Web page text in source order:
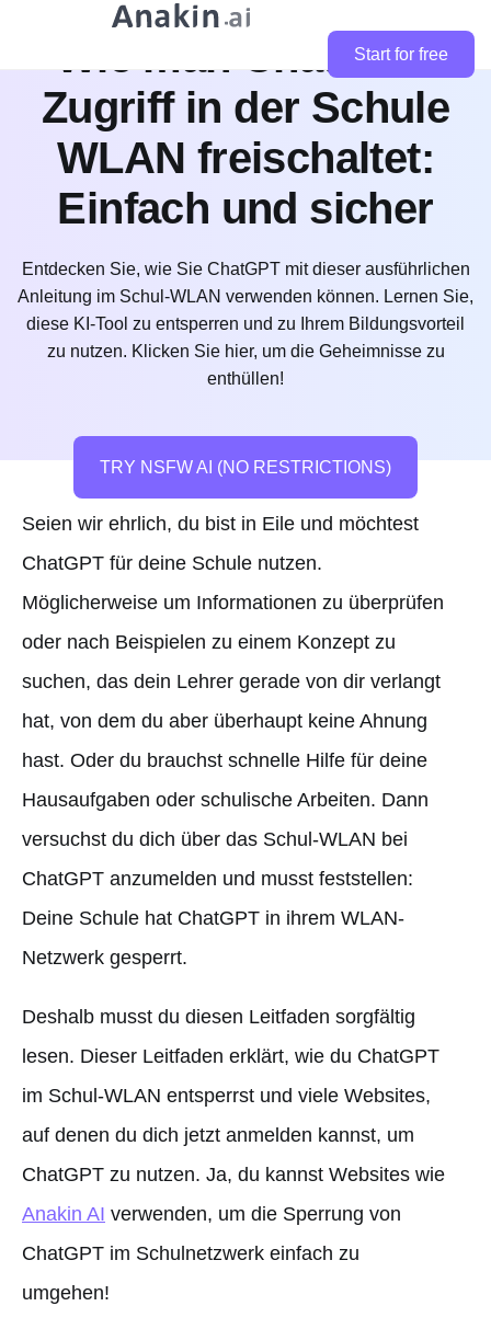
Start for free
Wie man ChatGPT-
Zugriff in der Schule
WLAN freischaltet:
Einfach und sicher
Entdecken Sie, wie Sie ChatGPT mit dieser ausführlichen
Anleitung im Schul-WLAN verwenden können. Lernen Sie,
diese KI-Tool zu entsperren und zu Ihrem Bildungsvorteil
zu nutzen. Klicken Sie hier, um die Geheimnisse zu
enthüllen!
TRY NSFW AI (NO RESTRICTIONS)
Seien wir ehrlich, du bist in Eile und möchtest
ChatGPT für deine Schule nutzen.
Möglicherweise um Informationen zu überprüfen
oder nach Beispielen zu einem Konzept zu
suchen, das dein Lehrer gerade von dir verlangt
hat, von dem du aber überhaupt keine Ahnung
hast. Oder du brauchst schnelle Hilfe für deine
Hausaufgaben oder schulische Arbeiten. Dann
versuchst du dich über das Schul-WLAN bei
ChatGPT anzumelden und musst feststellen:
Deine Schule hat ChatGPT in ihrem WLAN-
Netzwerk gesperrt.
Deshalb musst du diesen Leitfaden sorgfältig
lesen. Dieser Leitfaden erklärt, wie du ChatGPT
im Schul-WLAN entsperrst und viele Websites,
auf denen du dich jetzt anmelden kannst, um
ChatGPT zu nutzen. Ja, du kannst Websites wie
Anakin AI verwenden, um die Sperrung von
ChatGPT im Schulnetzwerk einfach zu
umgehen!